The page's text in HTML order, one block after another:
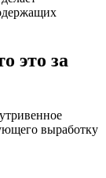
это за
выработку